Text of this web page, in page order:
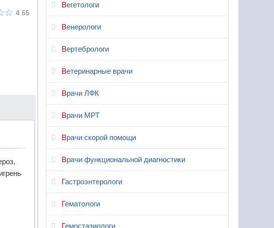
4.65
Вегетологи
Венерологи
Вертебрологи
Ветеринарные врачи
Врачи ЛФК
Врачи МРТ
Врачи скорой помощи
Врачи функциональной диагностики
Гастроэнтерологи
Гематологи
Гемостазиологи